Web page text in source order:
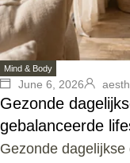
Mind & Body
June 6, 2026
Gezonde
gebalanceerde
Gezonde